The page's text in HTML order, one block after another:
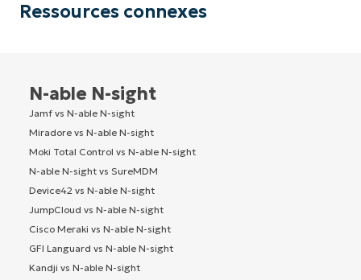
Ressources connexes
N-able N-sight
Jamf vs N-able N-sight
Miradore vs N-able N-sight
Moki Total Control vs N-able N-sight
N-able N-sight vs SureMDM
Device42 vs N-able N-sight
JumpCloud vs N-able N-sight
Cisco Meraki vs N-able N-sight
GFI Languard vs N-able N-sight
Kandji vs N-able N-sight